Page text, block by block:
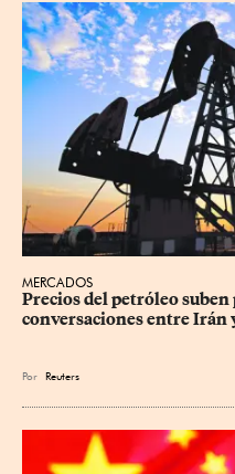
MERCADOS
Precios ⁠del petróleo
conversaciones entre Irán
Por Reuters